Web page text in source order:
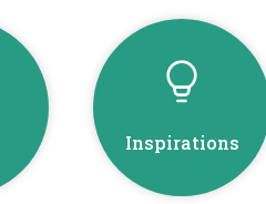
Inspirations